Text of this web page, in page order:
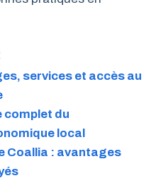
services et accès au
complet du
local
Coallia : avantages